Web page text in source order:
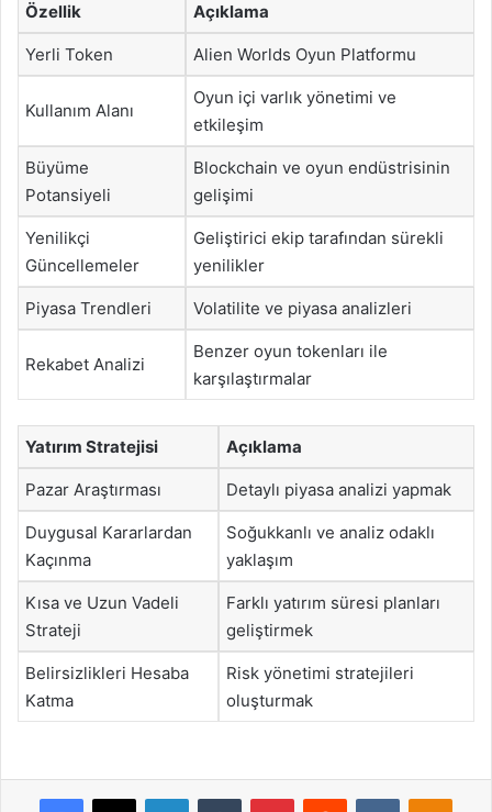
Özellik Açıklama
Yerli Token Alien Worlds Oyun Platformu
Kullanım Alanı
Oyun içi varlık yönetimi ve
etkileşim
Büyüme
Potansiyeli
Blockchain ve oyun endüstrisinin
gelişimi
Yenilikçi
Güncellemeler
Geliştirici ekip tarafından sürekli
yenilikler
Piyasa Trendleri Volatilite ve piyasa analizleri
Rekabet Analizi
Benzer oyun tokenları ile
karşılaştırmalar
Yatırım Stratejisi Açıklama
Pazar Araştırması Detaylı piyasa analizi yapmak
Duygusal Kararlardan
Kaçınma
Soğukkanlı ve analiz odaklı
yaklaşım
Kısa ve Uzun Vadeli
Strateji
Farklı yatırım süresi planları
geliştirmek
Belirsizlikleri Hesaba
Katma
Risk yönetimi stratejileri
oluşturmak
Facebook
X LinkedInTumblr PinterestReddit VKontakte